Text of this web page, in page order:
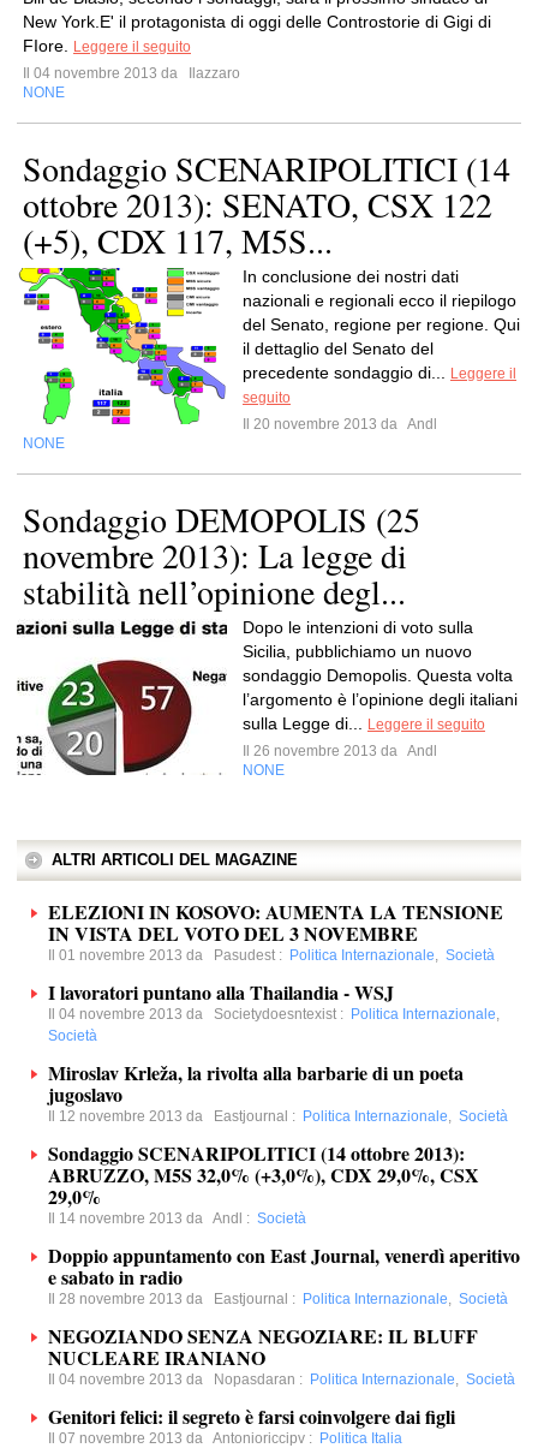
New York.E' il protagonista di oggi delle Controstorie di Gigi di
FIore.
Leggere il seguito
Il 04 novembre 2013 da
Ilazzaro
NONE
Sondaggio SCENARIPOLITICI (14
ottobre 2013): SENATO, CSX 122
(+5), CDX 117, M5S...
In conclusione dei nostri dati
nazionali e regionali ecco il riepilogo
del Senato, regione per regione. Qui
il dettaglio del Senato del
precedente sondaggio di...
Leggere il
seguito
Il 20 novembre 2013 da Andl
NONE
Sondaggio DEMOPOLIS (25
novembre 2013): La legge di
stabilità nell’opinione degl...
Dopo le intenzioni di voto sulla
Sicilia, pubblichiamo un nuovo
sondaggio Demopolis. Questa volta
l’argomento è l’opinione degli italiani
sulla Legge di...
Leggere il seguito
Il 26 novembre 2013 da Andl
NONE
ALTRI ARTICOLI DEL MAGAZINE
ELEZIONI IN KOSOVO: AUMENTA LA TENSIONE
IN VISTA DEL VOTO DEL 3 NOVEMBRE
Il 01 novembre 2013 da Pasudest : Politica Internazionale, Società
I lavoratori puntano alla Thailandia - WSJ
Il 04 novembre 2013 da Societydoesntexist : Politica Internazionale,
Società
Miroslav Krleža, la rivolta alla barbarie di un poeta
jugoslavo
Il 12 novembre 2013 da Eastjournal : Politica Internazionale, Società
Sondaggio SCENARIPOLITICI (14 ottobre 2013):
ABRUZZO, M5S 32,0% (+3,0%), CDX 29,0%, CSX
29,0%
Il 14 novembre 2013 da Andl : Società
Doppio appuntamento con East Journal, venerdì aperitivo
e sabato in radio
Il 28 novembre 2013 da Eastjournal : Politica Internazionale, Società
NEGOZIANDO SENZA NEGOZIARE: IL BLUFF
NUCLEARE IRANIANO
Il 04 novembre 2013 da Nopasdaran : Politica Internazionale, Società
Genitori felici: il segreto è farsi coinvolgere dai figli
Il 07 novembre 2013 da Antonioriccipv : Politica Italia